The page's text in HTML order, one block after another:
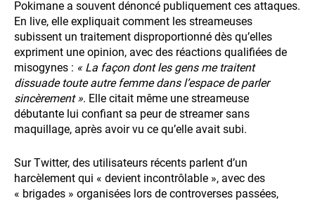
Pokimane a souvent dénoncé publiquement ces attaques.
En live, elle expliquait comment les streameuses
subissent un traitement disproportionné dès qu’elles
expriment une opinion, avec des réactions qualifiées de
misogynes : « La façon dont les gens me traitent
dissuade toute autre femme dans l’espace de parler
sincèrement ». Elle citait même une streameuse
débutante lui confiant sa peur de streamer sans
maquillage, après avoir vu ce qu’elle avait subi.
Sur Twitter, des utilisateurs récents parlent d’un
harcèlement qui « devient incontrôlable », avec des
« brigades » organisées lors de controverses passées,